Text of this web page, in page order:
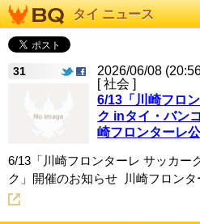
タイ ニュース
31
2026/06/08
[ 社会 ]
6/13「川崎フロ
ク inタイ・バン
崎フロンターレ
6/13「川崎フロンターレ サッカー
ク」開催のお知らせ 川崎フロンタ